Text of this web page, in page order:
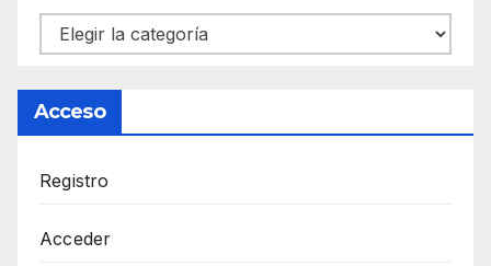
Categorías
Acceso
Registro
Acceder